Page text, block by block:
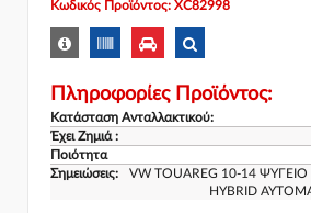
Κωδικός Προϊόντος: XC82998
Πληροφορίες Προϊόντος:
Κατάσταση Ανταλλακτικού:
Έχει Ζημιά :
Ποιότητα
Σημειώσεις:
VW TOUAREG 10-14
HYBRID